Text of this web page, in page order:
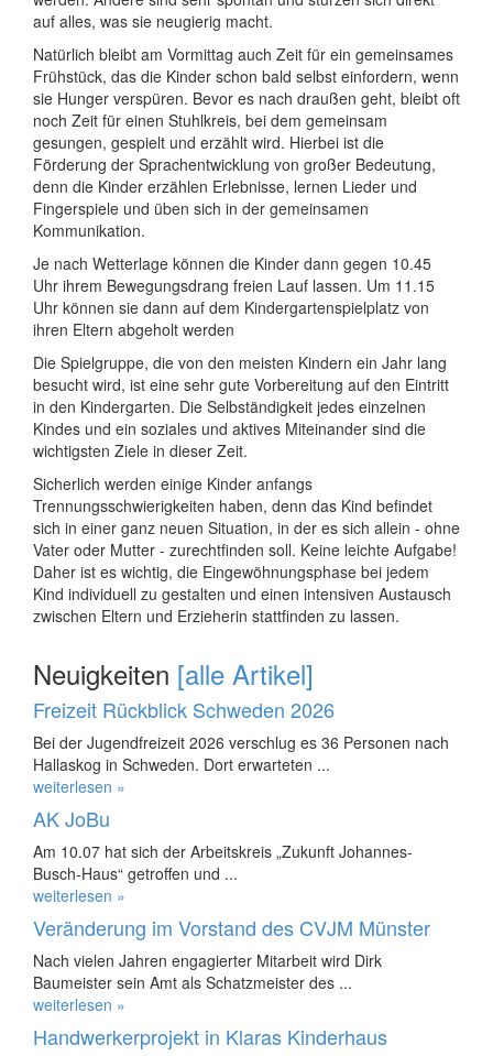
auf alles, was sie neugierig macht.
Natürlich bleibt am Vormittag auch Zeit für ein gemeinsames
Frühstück, das die Kinder schon bald selbst einfordern, wenn
sie Hunger verspüren. Bevor es nach draußen geht, bleibt oft
noch Zeit für einen Stuhlkreis, bei dem gemeinsam
gesungen, gespielt und erzählt wird. Hierbei ist die
Förderung der Sprachentwicklung von großer Bedeutung,
denn die Kinder erzählen Erlebnisse, lernen Lieder und
Fingerspiele und üben sich in der gemeinsamen
Kommunikation.
Je nach Wetterlage können die Kinder dann gegen 10.45
Uhr ihrem Bewegungsdrang freien Lauf lassen. Um 11.15
Uhr können sie dann auf dem Kindergartenspielplatz von
ihren Eltern abgeholt werden
Die Spielgruppe, die von den meisten Kindern ein Jahr lang
besucht wird, ist eine sehr gute Vorbereitung auf den Eintritt
in den Kindergarten. Die Selbständigkeit jedes einzelnen
Kindes und ein soziales und aktives Miteinander sind die
wichtigsten Ziele in dieser Zeit.
Sicherlich werden einige Kinder anfangs
Trennungsschwierigkeiten haben, denn das Kind befindet
sich in einer ganz neuen Situation, in der es sich allein - ohne
Vater oder Mutter - zurechtfinden soll. Keine leichte Aufgabe!
Daher ist es wichtig, die Eingewöhnungsphase bei jedem
Kind individuell zu gestalten und einen intensiven Austausch
zwischen Eltern und Erzieherin stattfinden zu lassen.
Neuigkeiten [alle Artikel]
Freizeit Rückblick Schweden 2026
Bei der Jugendfreizeit 2026 verschlug es 36 Personen nach
Hallaskog in Schweden. Dort erwarteten ...
weiterlesen »
AK JoBu
Am 10.07 hat sich der Arbeitskreis „Zukunft Johannes-
Busch-Haus“ getroffen und ...
weiterlesen »
Veränderung im Vorstand des CVJM Münster
Nach vielen Jahren engagierter Mitarbeit wird Dirk
Baumeister sein Amt als Schatzmeister des ...
weiterlesen »
Handwerkerprojekt in Klaras Kinderhaus